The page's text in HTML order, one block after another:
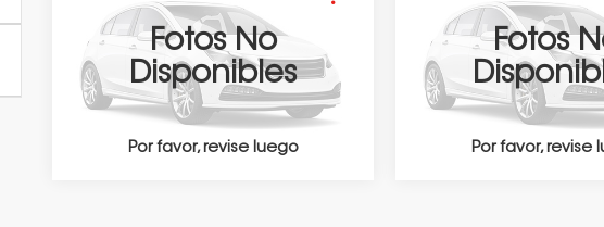
Fotos No
Disponibles
Por favor, revise luego
TOURING CVT 2026
2HKRS3891TH903433Valores: 348295
Disponible Ext. Int.
Obtén Una Cotización
Fotos
Por favor, revise
TOURING CVT 2026
2HKRS3893TH903529
Disponible
Obtén Una